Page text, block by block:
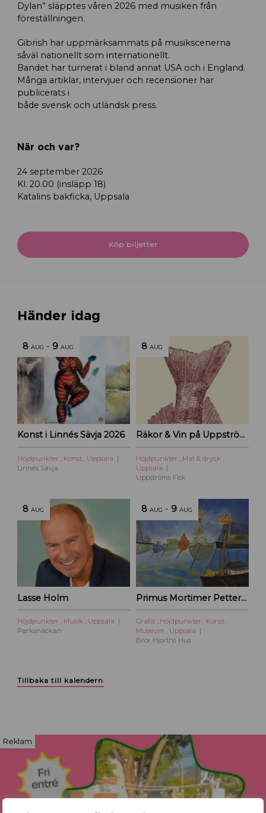
Dylan” släpptes våren 2026 med musiken från
föreställningen.
Gibrish har uppmärksammats på musikscenerna
såväl nationellt som internationellt.
Bandet har turnerat i bland annat USA och i England.
Många artiklar, intervjuer och recensioner har
publicerats i
både svensk och utländsk press.
När och var?
24 september 2026
Kl. 20.00 (insläpp 18)
Katalins bakficka, Uppsala
Köp biljetter
Händer idag
8 AUG - 9 AUG
Konst i Linnés Sävja 2026
Höjdpunkter Konst
Uppsala
Linnés Sävja
8 AUG
Räkor & Vin på Uppströms Fisk
Höjdpunkter Mat & dryck
Uppsala
Uppströms Fisk
8 AUG
Lasse Holm
Höjdpunkter , Musik , Uppsala
Parksnäckan
8 AUG - 9 AUG
Primus Mortimer Pettersson
Gratis , Höjdpunkter , Konst ,
Museum , Uppsala
Bror Hjorths Hus
Tillbaka till kalendern
Reklam